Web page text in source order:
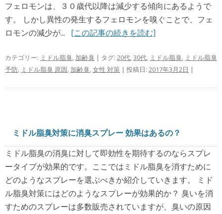
フェロモンは、３０歳代以降は減少する傾向にあるようで
す。 しかし異性の発生するフェロモンを嗅ぐことで、フェ
ロモンの減少が... [この記事の続きを読む]
カテゴリー: ミドル脂臭, 加齢臭 | タグ: 20代,30代, ミドル脂臭, ミドル脂臭
予防, ミドル脂臭 原因, 加齢臭,女性 対策 | 投稿日: 2017年3月2日 |
ミドル脂臭対策に消臭スプレー 効果はあるの？
ミドル脂臭の消臭に対して即効性を期待するのならスプレ
ータイプが効果的です。ここではミドル脂臭を消すために
どのようなスプレーを選ぶべきか紹介していきます。 ミド
ル脂臭対策にはどのようなスプレーが効果的か？ 臭いを消
すためのスプレーは多数販売されていますが、臭いの原因